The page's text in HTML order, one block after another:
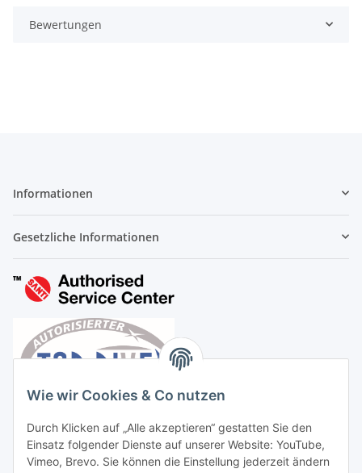
Bewertungen
Informationen
Gesetzliche Informationen
Wie wir Cookies & Co nutzen
Durch Klicken auf „Alle akzeptieren“ gestatten Sie den
Einsatz folgender Dienste auf unserer Website: YouTube,
Vimeo, Brevo. Sie können die Einstellung jederzeit ändern